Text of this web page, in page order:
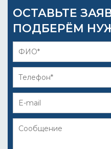
ОСТАВЬТЕ
ПОДБЕРЁМ